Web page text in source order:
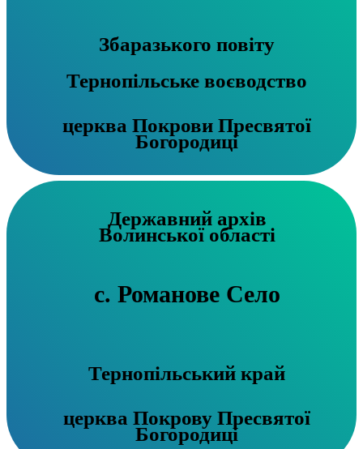
Збаразького повіту
Тернопільське воєводство
церква Покрови Пресвятої
Богородиці
Державний архів
Волинської області
с. Романове Село
Тернопільський край
церква Покрову Пресвятої
Богородиці